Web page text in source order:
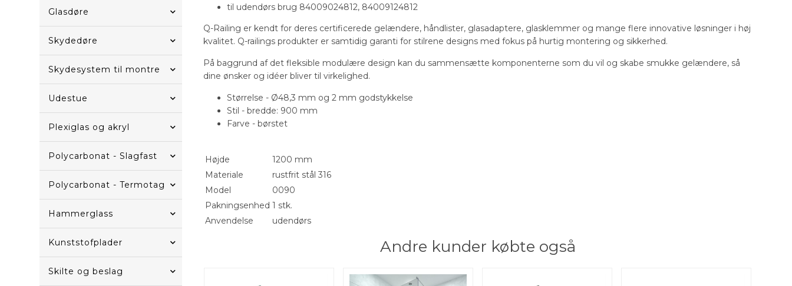
Glasdøre
Skydedøre
Skydesystem til montre
Udestue
Plexiglas og akryl
Polycarbonat - Slagfast
Polycarbonat - Termotag
Hammerglass
Kunststofplader
Skilte og beslag
til udendørs brug 84009024812, 84009124812
Q-Railing er kendt for deres certificerede gelændere, håndlister, glasadaptere, glasklemmer og mange flere innovative løsninger i høj
kvalitet. Q-railings produkter er samtidig garanti for stilrene designs med fokus på hurtig montering og sikkerhed.
På baggrund af det fleksible modulære design kan du sammensætte komponenterne som du vil og skabe smukke gelændere, så
dine ønsker og idéer bliver til virkelighed.
Størrelse - Ø48,3 mm og 2 mm godstykkelse
Stil - bredde: 900 mm
Farve - børstet
Højde
1200 mm
Materiale
rustfrit stål 316
Model
0090
Pakningsenhed 1 stk.
Anvendelse
udendørs
Andre kunder købte også